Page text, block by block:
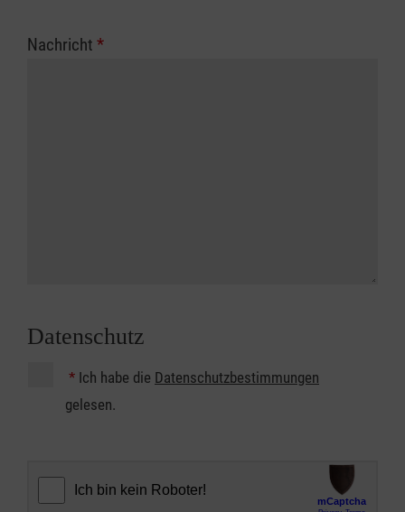
Nachricht *
Datenschutz
* Ich habe die Datenschutzbestimmungen
gelesen.